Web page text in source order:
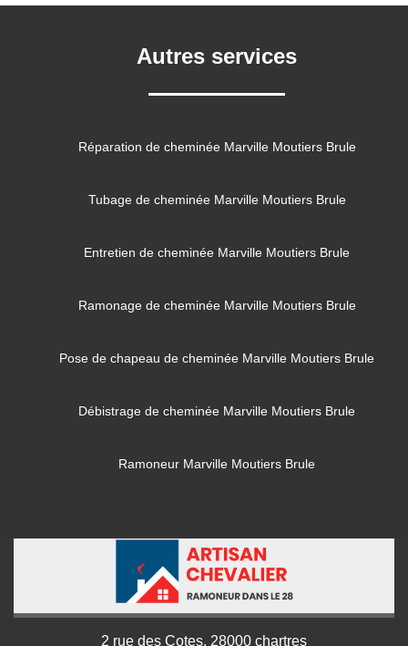
Autres services
Réparation de cheminée Marville Moutiers Brule
Tubage de cheminée Marville Moutiers Brule
Entretien de cheminée Marville Moutiers Brule
Ramonage de cheminée Marville Moutiers Brule
Pose de chapeau de cheminée Marville Moutiers Brule
Débistrage de cheminée Marville Moutiers Brule
Ramoneur Marville Moutiers Brule
2 rue des Cotes, 28000 chartres